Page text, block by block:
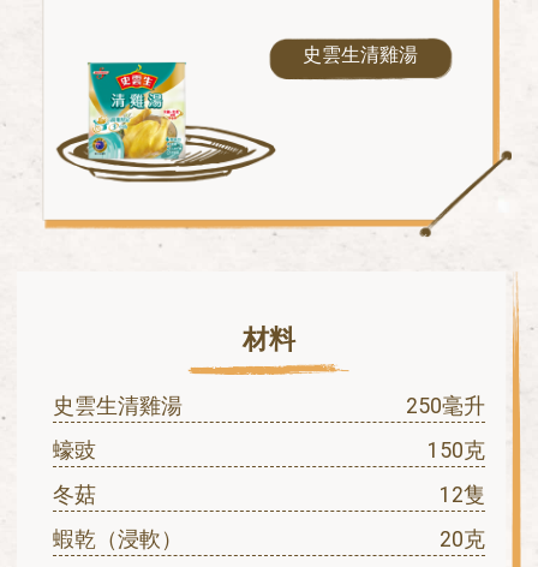
史雲生清雞湯
材料
史雲生清雞湯
250毫升
蠔豉
150克
冬菇
12隻
蝦乾（浸軟）
20克